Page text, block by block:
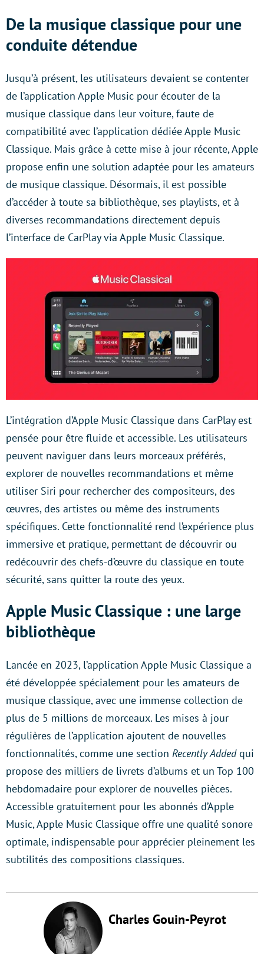
De la musique classique pour une
conduite détendue
Jusqu’à présent, les utilisateurs devaient se contenter
de l’application Apple Music pour écouter de la
musique classique dans leur voiture, faute de
compatibilité avec l’application dédiée Apple Music
Classique. Mais grâce à cette mise à jour récente, Apple
propose enfin une solution adaptée pour les amateurs
de musique classique. Désormais, il est possible
d’accéder à toute sa bibliothèque, ses playlists, et à
diverses recommandations directement depuis
l’interface de CarPlay via Apple Music Classique.
L’intégration d’Apple Music Classique dans CarPlay est
pensée pour être fluide et accessible. Les utilisateurs
peuvent naviguer dans leurs morceaux préférés,
explorer de nouvelles recommandations et même
utiliser Siri pour rechercher des compositeurs, des
œuvres, des artistes ou même des instruments
spécifiques. Cette fonctionnalité rend l’expérience plus
immersive et pratique, permettant de découvrir ou
redécouvrir des chefs-d’œuvre du classique en toute
sécurité, sans quitter la route des yeux.
Apple Music Classique : une large
bibliothèque
Lancée en 2023, l’application Apple Music Classique a
été développée spécialement pour les amateurs de
musique classique, avec une immense collection de
plus de 5 millions de morceaux. Les mises à jour
régulières de l’application ajoutent de nouvelles
fonctionnalités, comme une section Recently Addedqui
propose des milliers de livrets d’albums et un Top 100
hebdomadaire pour explorer de nouvelles pièces.
Accessible gratuitement pour les abonnés d’Apple
Music, Apple Music Classique offre une qualité sonore
optimale, indispensable pour apprécier pleinement les
subtilités des compositions classiques.
Charles Gouin-Peyrot